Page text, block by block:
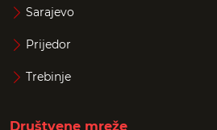
Sarajevo
Prijedor
Trebinje
Društvene mreže